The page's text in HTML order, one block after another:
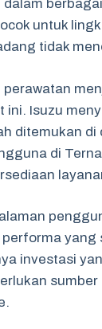
untuk
tidak
ini. Isuzu
ditemukan di
di
yang
investasi